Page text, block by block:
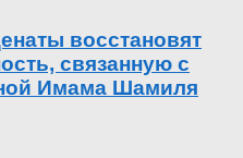
восстановят
связанную с
Имама Шамиля